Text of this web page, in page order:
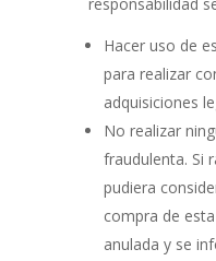
Hacer uso de
para realizar
adquisiciones
No realizar
fraudulenta. Si
pudiera
compra de
anulada y se